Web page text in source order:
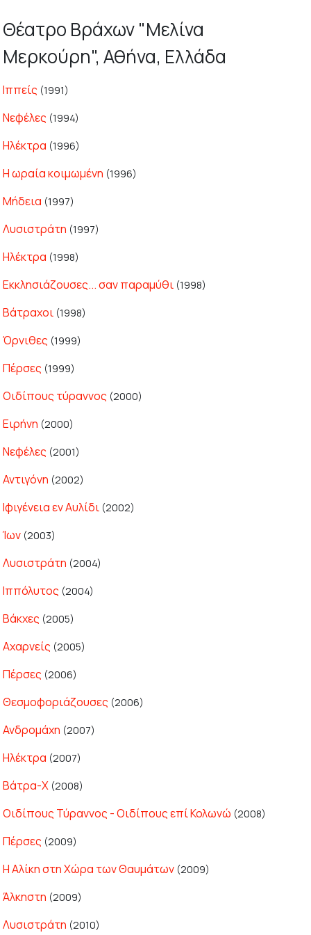
Θέατρο Βράχων "Μελίνα
Μερκούρη", Αθήνα, Ελλάδα
Ιππείς (1991)
Νεφέλες (1994)
Ηλέκτρα (1996)
Η ωραία κοιμωμένη (1996)
Μήδεια (1997)
Λυσιστράτη (1997)
Ηλέκτρα (1998)
Εκκλησιάζουσες... σαν παραμύθι (1998)
Βάτραχοι (1998)
Όρνιθες (1999)
Πέρσες (1999)
Οιδίπους τύραννος (2000)
Ειρήνη (2000)
Νεφέλες (2001)
Αντιγόνη (2002)
Ιφιγένεια εν Αυλίδι (2002)
Ίων (2003)
Λυσιστράτη (2004)
Ιππόλυτος (2004)
Βάκχες (2005)
Αχαρνείς (2005)
Πέρσες (2006)
Θεσμοφοριάζουσες (2006)
Ανδρομάχη (2007)
Ηλέκτρα (2007)
Βάτρα-Χ (2008)
Οιδίπους Τύραννος - Οιδίπους επί Κολωνώ (2008)
Πέρσες (2009)
Η Αλίκη στη Χώρα των Θαυμάτων (2009)
Άλκηστη (2009)
Λυσιστράτη (2010)